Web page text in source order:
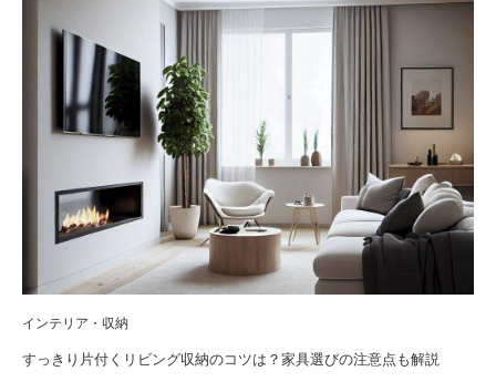
インテリア・収納
すっきり片付くリビング収納のコツは？家具選びの注意点も解説